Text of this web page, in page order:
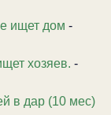
ищет дом -
хозяев. -
в дар (10 мес)